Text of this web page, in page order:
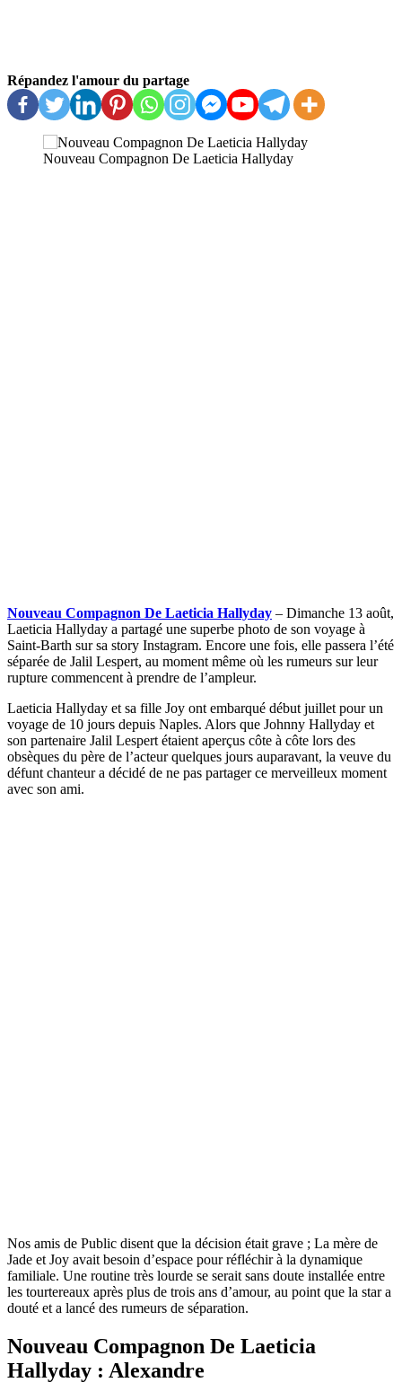
Répandez l'amour du partage
Nouveau Compagnon De Laeticia Hallyday
Nouveau Compagnon De Laeticia Hallyday – Dimanche 13 août,
Laeticia Hallyday a partagé une superbe photo de son voyage à
Saint-Barth sur sa story Instagram. Encore une fois, elle passera l’été
séparée de Jalil Lespert, au moment même où les rumeurs sur leur
rupture commencent à prendre de l’ampleur.
Laeticia Hallyday et sa fille Joy ont embarqué début juillet pour un
voyage de 10 jours depuis Naples. Alors que Johnny Hallyday et
son partenaire Jalil Lespert étaient aperçus côte à côte lors des
obsèques du père de l’acteur quelques jours auparavant, la veuve du
défunt chanteur a décidé de ne pas partager ce merveilleux moment
avec son ami.
Nos amis de Public disent que la décision était grave ; La mère de
Jade et Joy avait besoin d’espace pour réfléchir à la dynamique
familiale. Une routine très lourde se serait sans doute installée entre
les tourtereaux après plus de trois ans d’amour, au point que la star a
douté et a lancé des rumeurs de séparation.
Nouveau Compagnon De Laeticia
Hallyday : Alexandre